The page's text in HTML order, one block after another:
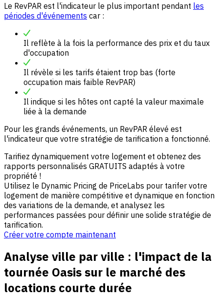
Le RevPAR est l'indicateur le plus important pendant les
périodes d'événements car :
Il reflète à la fois la performance des prix et du taux
d'occupation
Il révèle si les tarifs étaient trop bas (forte
occupation mais faible RevPAR)
Il indique si les hôtes ont capté la valeur maximale
liée à la demande
Pour les grands événements, un RevPAR élevé est
l'indicateur que votre stratégie de tarification a fonctionné.
Tarifiez dynamiquement votre logement et obtenez des
rapports personnalisés GRATUITS adaptés à votre
propriété !
Utilisez le Dynamic Pricing de PriceLabs pour tarifer votre
logement de manière compétitive et dynamique en fonction
des variations de la demande, et analysez les
performances passées pour définir une solide stratégie de
tarification.
Créer votre compte maintenant
Analyse ville par ville : l'impact de la
tournée Oasis sur le marché des
locations courte durée